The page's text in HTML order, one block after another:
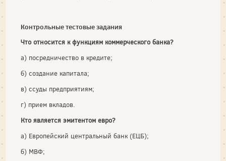
Контрольные тестовые задания
Что относится к функциям коммерческого банка?
а) посредничество в кредите;
б) создание капитала;
в) ссуды предприятиям;
г) прием вкладов.
Кто является эмитентом евро?
а) Европейский центральный банк (ЕЦБ);
б) МВФ;